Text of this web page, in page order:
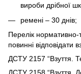
вироби дрібної
ремені – 30 днів;
Перелік нормативно-
повинні відповідати
ДСТУ 2157 “Взуття.